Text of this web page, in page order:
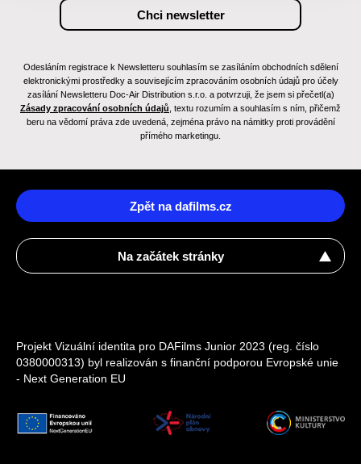
Odesláním registrace k Newsletteru souhlasím se zasíláním obchodních sdělení
elektronickými prostředky a souvisejícím zpracováním osobních údajů pro účely
zasílání Newsletteru Doc-Air Distribution s.r.o. a potvrzuji, že jsem si přečetl(a)
Zásady zpracování osobních údajů , textu rozumím a souhlasím s ním, přičemž
beru na vědomí práva zde uvedená, zejména právo na námitky proti provádění
přímého marketingu.
Zpět na dafilms.cz
Na začátek stránky
Projekt Vizuální identita pro DAFilms Junior 2023 (reg. číslo
0380000313) byl realizován s finanční podporou Evropské unie
- Next Generation EU